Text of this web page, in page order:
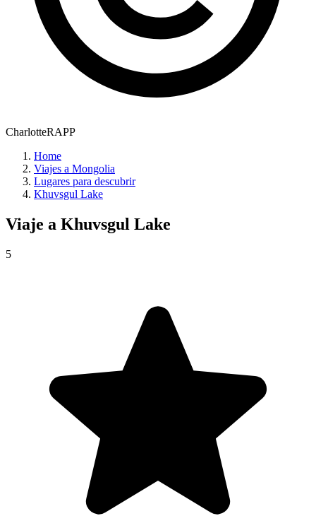
CharlotteRAPP
Home
Viajes a Mongolia
Lugares para descubrir
Khuvsgul Lake
Viaje a Khuvsgul Lake
5